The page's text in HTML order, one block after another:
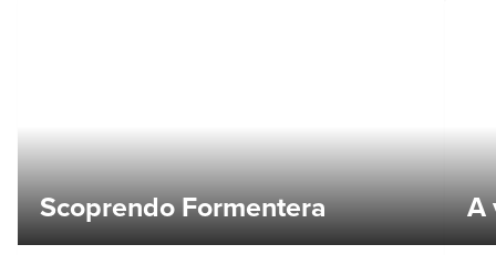
Scoprendo Formentera A